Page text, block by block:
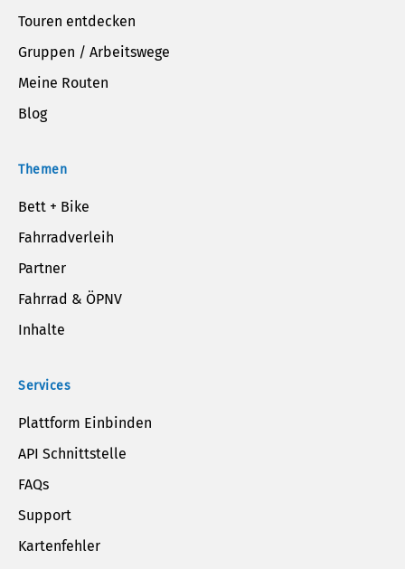
Touren entdecken
Gruppen / Arbeitswege
Meine Routen
Blog
Themen
Bett + Bike
Fahrradverleih
Partner
Fahrrad & ÖPNV
Inhalte
Services
Plattform Einbinden
API Schnittstelle
FAQs
Support
Kartenfehler